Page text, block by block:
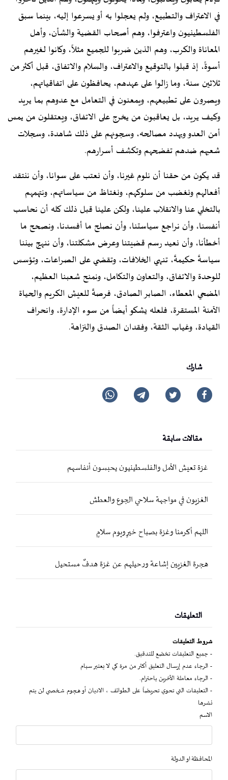
في الاعتراف والتطبيع، ولم يعجلوا به أو يسرعوا إليه، بينما سبق
الفلسطينيون واعترفوا، وهم أصحاب القضية والشأن، وأهل
المعاناة والكرب، وهم الذين ضربوا للجميع مثلاً، وكانوا لغيرهم
أسوةً، إذ قبلوا بالتوقيع والاعتراف، والسلام والاتفاق، قبل أكثر من
ثلاثين سنة، وما زالوا على عهدهم، يحافظون على اتفاقياتهم،
ويصرون على تطبيعهم، ويمعنون في التعامل مع عدوهم بما يريد
وكيف يريد، بل يعاقبون من يخرج على الاتفاق، ويعتقلون من يمس
أمن العدو ويهدد مصالحه، وسجونهم على ذلك شاهدة، وسجلات
شعبهم ضدهم تفضحهم وتكشف أسرارهم.
قد يكون من حقنا أن نلوم غيرنا، وأن نعتب على سوانا، وأن ننتقد
أفعالهم ونغضب من سلوكهم، ونغتاظ من سياساتهم، ونتهمهم
بالتخلي عنا والانقلاب علينا، ولكن علينا قبل ذلك كله أن نحاسب
أنفسنا، وأن نراجع سياستنا، وأن نصلح ما أفسدنا، ونصحح ما
أخطأنا، وأن نعيد رسم قضيتنا وعرض مشكلتنا، وأن ننهج بيننا
سياسةً حكيمةً، تنهي الخلافات، وتقضي على الصراعات، وتؤسس
للوحدة والاتفاق، والتعاون والتكامل، ونمنح شعبنا العظيم،
المضحي المعطاء، الصابر الصادق، فرصةً للعيش الكريم والحياة
الآمنة المستقرة، فلعله يشكو أيضاً من سوء الإدارة، وانحراف
القيادة، وغياب الثقة، وفقدان الصدق والنزاهة.
شارك
مقالات سابقة
غزة تعيش الأمل والفلسطينيون يحبسون أنفاسهم
الغزيون في مواجهة سلاحي الجوع والعطش
اللهم أكرمنا وغزة بصباح خيرٍ ويوم سلامٍ
هجرة الغزيين إشاعة ورحيلهم عن غزة هدفٌ مستحيل
التعليقات
شروط التعليقات
- جميع التعليقات تخضع للتدقيق.
- الرجاء عدم إرسال التعليق أكثر من مرة كي لا يعتبر سبام
- الرجاء معاملة الآخرين باحترام.
- التعليقات التي تحوي تحريضاً على الطوائف ، الاديان أو هجوم شخصي لن يتم
نشرها
الاسم
المحافظة او الدولة